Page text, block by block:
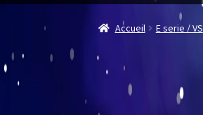
Accueil E serie / VS